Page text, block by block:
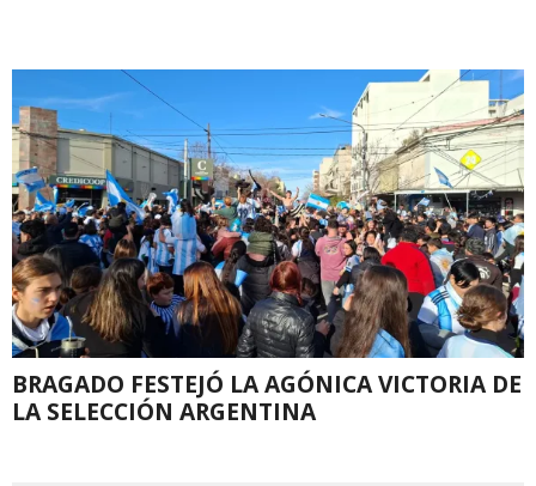
BRAGADO FESTEJÓ LA AGÓNICA VICTORIA DE
LA SELECCIÓN ARGENTINA